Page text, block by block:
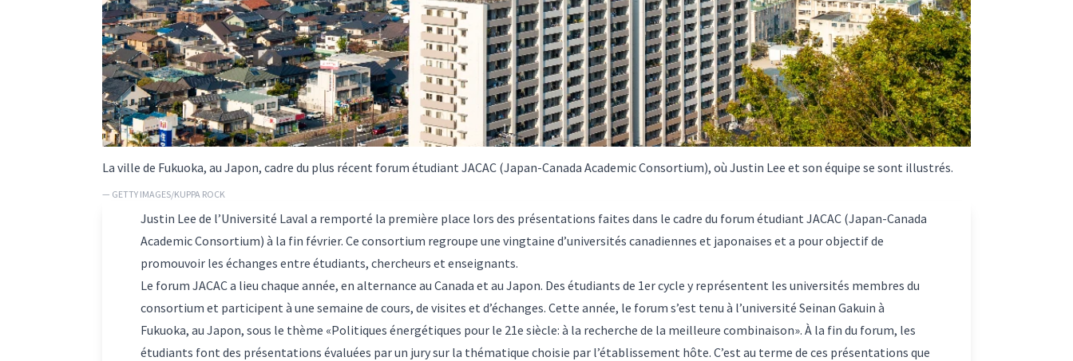
La ville de Fukuoka, au Japon, cadre du plus récent forum étudiant JACAC (Japan-Canada Academic Consortium), où Justin Lee et son équipe se sont illustrés.
— GETTY IMAGES/KUPPA ROCK
Justin Lee de l’Université Laval a remporté la première place lors des présentations faites dans le cadre du forum étudiant JACAC (Japan-Canada
Academic Consortium) à la fin février. Ce consortium regroupe une vingtaine d’universités canadiennes et japonaises et a pour objectif de
promouvoir les échanges entre étudiants, chercheurs et enseignants.
Le forum JACAC a lieu chaque année, en alternance au Canada et au Japon. Des étudiants de 1er cycle y représentent les universités membres du
consortium et participent à une semaine de cours, de visites et d’échanges. Cette année, le forum s’est tenu à l’université Seinan Gakuin à
Fukuoka, au Japon, sous le thème «Politiques énergétiques pour le 21e siècle: à la recherche de la meilleure combinaison». À la fin du forum, les
étudiants font des présentations évaluées par un jury sur la thématique choisie par l’établissement hôte. C’est au terme de ces présentations que